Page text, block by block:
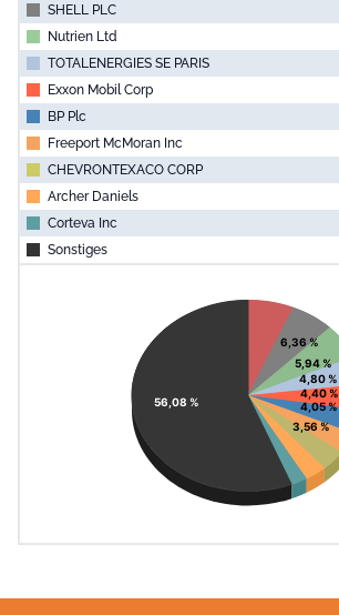
SHELL PLC
Nutrien Ltd
TOTALENERGIES SE PARIS
Exxon Mobil Corp
BP Plc
Freeport McMoran Inc
CHEVRONTEXACO CORP
Archer Daniels
Corteva Inc
Sonstiges
Pie chart with 11 slices.
View as data table, Chart
6,36 %
5,94 %
4,80 %
4,40 %
4,05 %
3,56 %
56,08 %